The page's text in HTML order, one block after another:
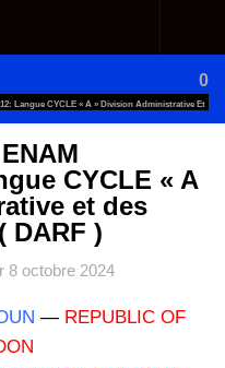
0
Langue CYCLE « A » Division Administrative Et
CYCLE « A
et des
DARF )
8 octobre 2024
— REPUBLIC OF